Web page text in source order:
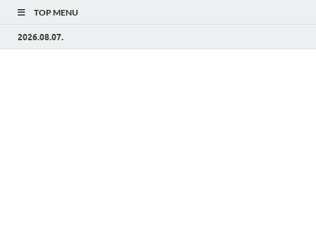
TOP MENU
2026.08.07.